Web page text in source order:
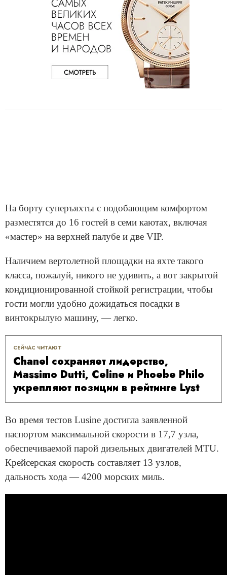
На борту суперъяхты с подобающим комфортом
разместятся до 16 гостей в семи каютах, включая
«мастер» на верхней палубе и две VIP.
Наличием вертолетной площадки на яхте такого
класса, пожалуй, никого не удивить, а вот закрытой
кондиционированной стойкой регистрации, чтобы
гости могли удобно дожидаться посадки в
винтокрылую машину, — легко.
СЕЙЧАС ЧИТАЮТ
Chanel сохраняет лидерство,
Massimo Dutti, Celine и Phoebe Philo
укрепляют позиции в рейтинге Lyst
Во время тестов Lusine достигла заявленной
паспортом максимальной скорости в 17,7 узла,
обеспечиваемой парой дизельных двигателей MTU.
Крейсерская скорость составляет 13 узлов,
дальность хода — 4200 морских миль.